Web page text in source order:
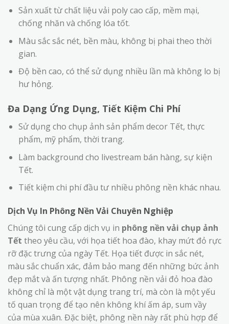
Sản xuất từ chất liệu vải poly cao cấp, mềm mại,
chống nhăn và chống lóa tốt.
Màu sắc sắc nét, bền màu, không bị phai theo thời
gian.
Độ bền cao, có thể sử dụng nhiều lần mà không lo bị
hư hỏng.
Đa Dạng Ứng Dụng, Tiết Kiệm Chi Phí
Sử dụng cho chụp ảnh sản phẩm decor Tết, thực
phẩm, mỹ phẩm, thời trang.
Làm background cho livestream bán hàng, sự kiện
Tết.
Tiết kiệm chi phí đầu tư nhiều phông nền khác nhau.
Dịch Vụ In Phông Nền Vải Chuyên Nghiệp
Chúng tôi cung cấp dịch vụ in phông nền vải chụp ảnh
Tết theo yêu cầu, với họa tiết hoa đào, khay mứt đỏ rực
rỡ đặc trưng của ngày Tết. Họa tiết được in sắc nét,
màu sắc chuẩn xác, đảm bảo mang đến những bức ảnh
đẹp mắt và ấn tượng nhất. Phông nền vải đỏ hoa đào
không chỉ là một vật dụng trang trí, mà còn là một yếu
tố quan trọng để tạo nên không khí ấm áp, sum vầy
của mùa xuân. Đặc biệt, phông nền này rất phù hợp để